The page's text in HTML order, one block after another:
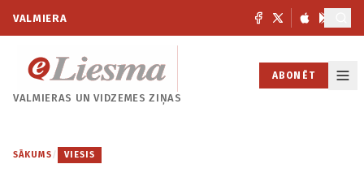
VALMIERA
VALMIERAS UNVIDZEMES ZIŅAS
ABONĒT
SĀKUMS / VIESIS